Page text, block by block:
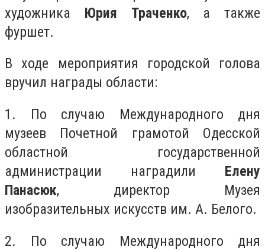
художника Юрия Траченко, а также
фуршет.
В ходе мероприятия городской голова
вручил награды области:
1. По случаю Международного дня
музеев Почетной грамотой Одесской
областной государственной
администрации наградили Елену
Панасюк, директор Музея
изобразительных искусств им. А. Белого.
2. По случаю Международного дня